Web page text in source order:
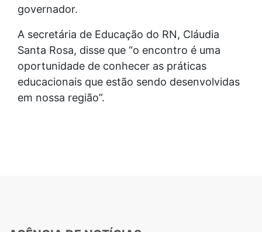
governador.
A secretária de Educação do RN, Cláudia
Santa Rosa, disse que “o encontro é uma
oportunidade de conhecer as práticas
educacionais que estão sendo desenvolvidas
em nossa região”.